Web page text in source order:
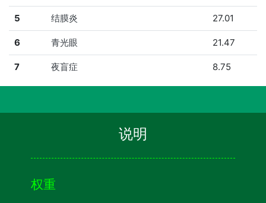
5 结膜炎 27.01
6 青光眼 21.47
7 夜盲症 8.75
说明
权重